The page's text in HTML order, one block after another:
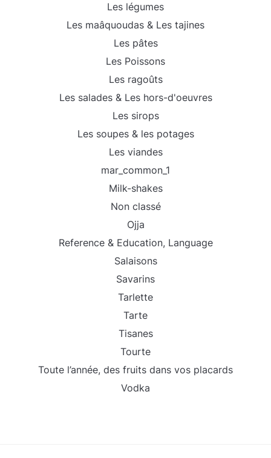
Les légumes
Les maâquoudas & Les tajines
Les pâtes
Les Poissons
Les ragoûts
Les salades & Les hors-d'oeuvres
Les sirops
Les soupes & les potages
Les viandes
mar_common_1
Milk-shakes
Non classé
Ojja
Reference & Education, Language
Salaisons
Savarins
Tarlette
Tarte
Tisanes
Tourte
Toute l’année, des fruits dans vos placards
Vodka